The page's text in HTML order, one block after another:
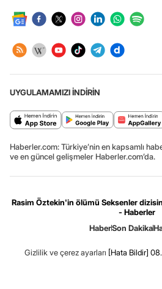
UYGULAMAMIZI İNDİRİN
Haberler.com: Türkiye’nin en kapsamlı
ve en güncel gelişmeler Haberler.com’da.
Rasim Öztekin'in ölümü Seksenler
- Haberler
HaberSon Dakika
Gizlilik ve çerez ayarları [Hata Bildir]